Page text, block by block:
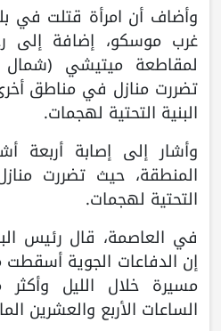
وأضاف أن امرأة قتلت
غرب موسكو، إضافة إلى
لمقاطعة ميتيشي (شمال
تضررت منازل في مناطق
البنية التحتية لهجمات.
وأشار إلى إصابة أربعة
المنطقة، حيث تضررت
التحتية لهجمات.
في العاصمة، قال رئيس
الساعات الأربع والعشرين